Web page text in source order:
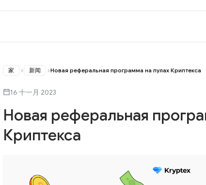
家 新闻 Новая реферальная программа на пулах Криптекса
16 十一月 2023
Новая реферальная
Криптекса